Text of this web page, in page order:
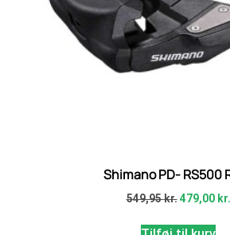
Shimano PD- RS500
549,95kr. 479,00 kr.